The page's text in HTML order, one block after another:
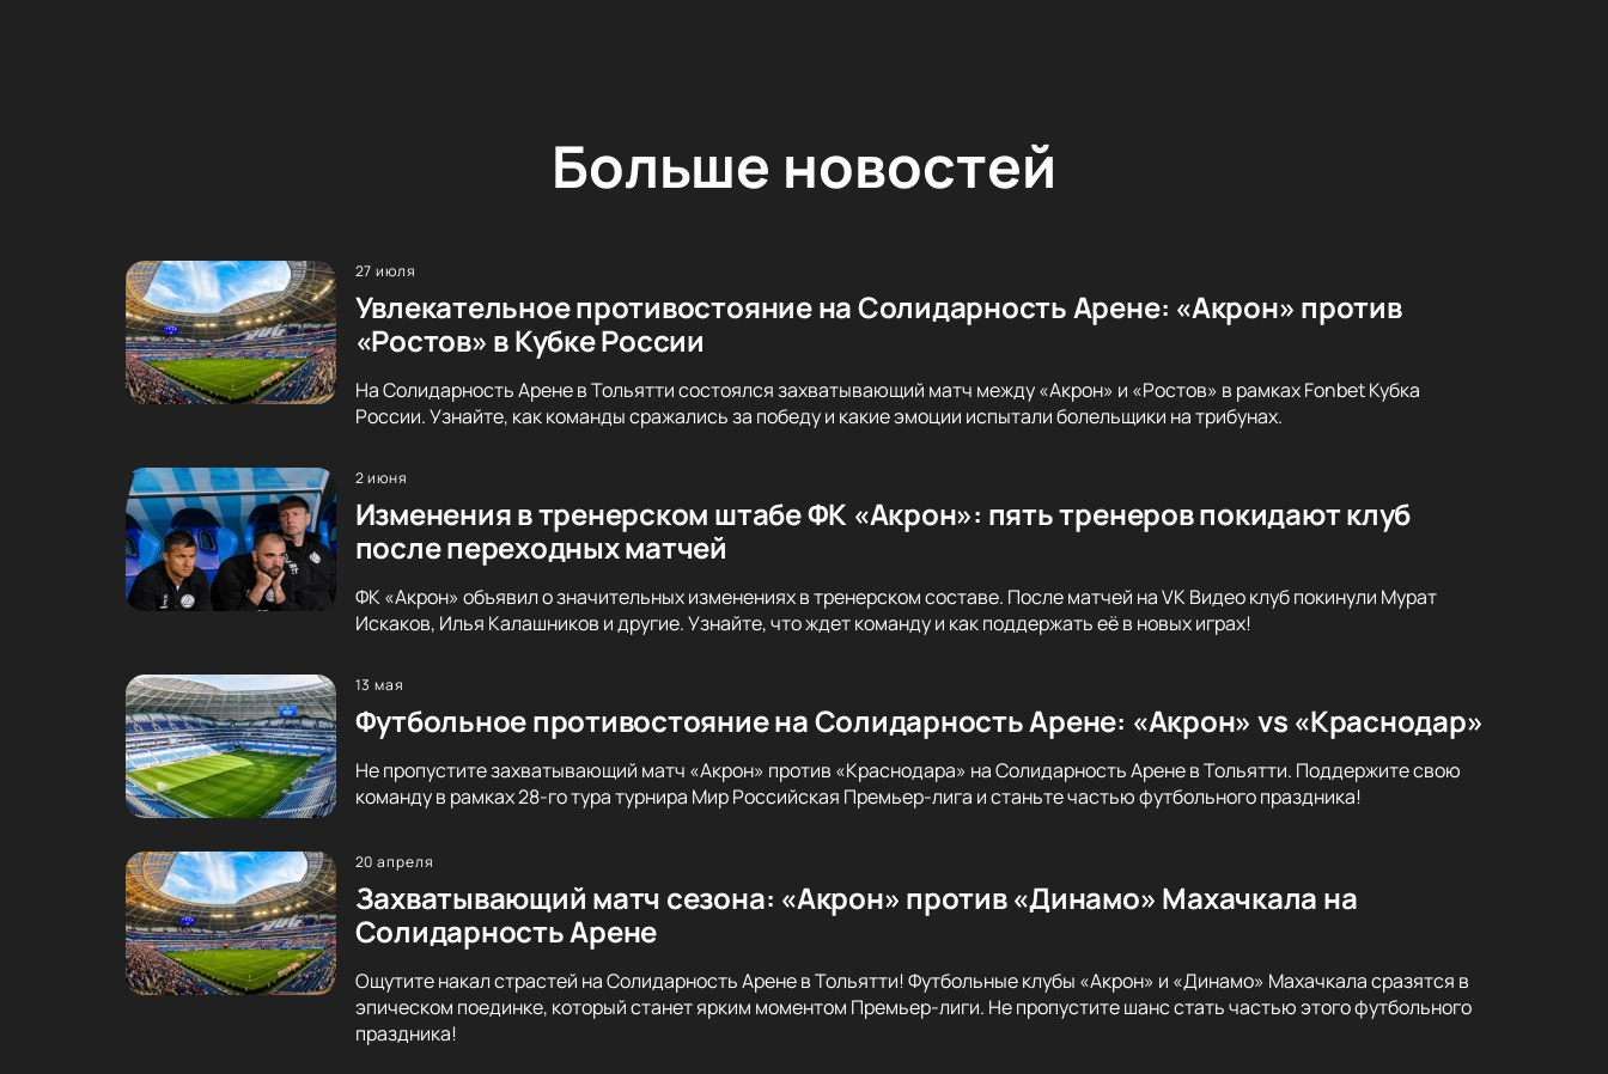
Больше новостей
27 июля
Увлекательное противостояние на Солидарность Арене: «Акрон» против
«Ростов» в Кубке России
На Солидарность Арене в Тольятти состоялся захватывающий матч между «Акрон» и «Ростов» в рамках Fonbet Кубка
России. Узнайте, как команды сражались за победу и какие эмоции испытали болельщики на трибунах.
2 июня
Изменения в тренерском штабе ФК «Акрон»: пять тренеров покидают клуб
после переходных матчей
ФК «Акрон» объявил о значительных изменениях в тренерском составе. После матчей на VK Видео клуб покинули Мурат
Искаков, Илья Калашников и другие. Узнайте, что ждет команду и как поддержать её в новых играх!
13 мая
Футбольное противостояние на Солидарность Арене: «Акрон» vs «Краснодар»
Не пропустите захватывающий матч «Акрон» против «Краснодара» на Солидарность Арене в Тольятти. Поддержите свою
команду в рамках 28-го тура турнира Мир Российская Премьер-лига и станьте частью футбольного праздника!
20 апреля
Захватывающий матч сезона: «Акрон» против «Динамо» Махачкала на
Солидарность Арене
Ощутите накал страстей на Солидарность Арене в Тольятти! Футбольные клубы «Акрон» и «Динамо» Махачкала сразятся в
эпическом поединке, который станет ярким моментом Премьер-лиги. Не пропустите шанс стать частью этого футбольного
праздника!